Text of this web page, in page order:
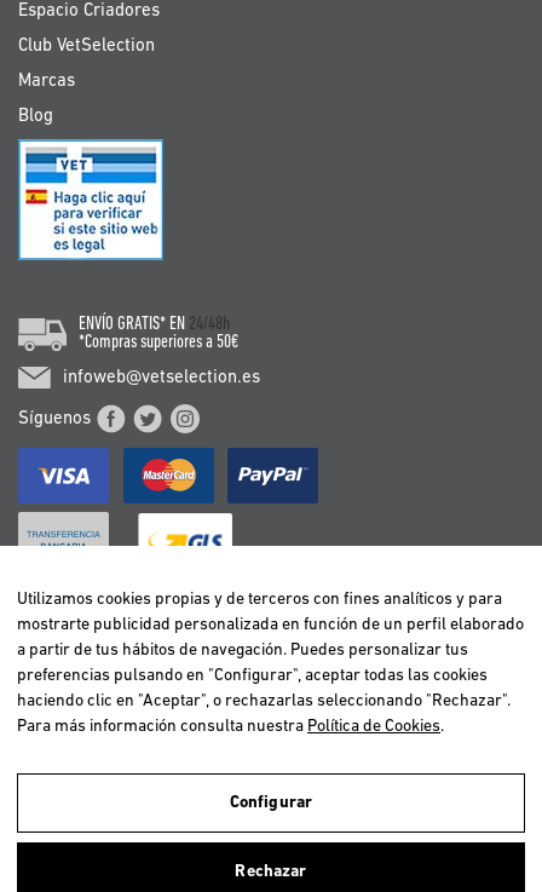
Utilizamos cookies propias y de terceros para realizar el análisis de la
navegación de los usuarios y de este modo poder ofrecer un mejor
Espacio Criadores
Club VetSelection
Marcas
Blog
ENVÍO GRATIS* EN 24/48h
*Compras superiores a 50€
infoweb@vetselection.es
Síguenos
BELGIË / BELGIQUE
DEUTSCHLAND
ESPAÑA
FRANCE
ITALIA
NEDERLAND
ÖSTERREICH
PORTUGAL
Utilizamos cookies propias y de terceros con fines analíticos y para
mostrarte publicidad personalizada en función de un perfil elaborado
a partir de tus hábitos de navegación. Puedes personalizar tus
preferencias pulsando en "Configurar", aceptar todas las cookies
haciendo clic en "Aceptar", o rechazarlas seleccionando "Rechazar".
Para más información consulta nuestra Política de Cookies.
Configurar
Rechazar